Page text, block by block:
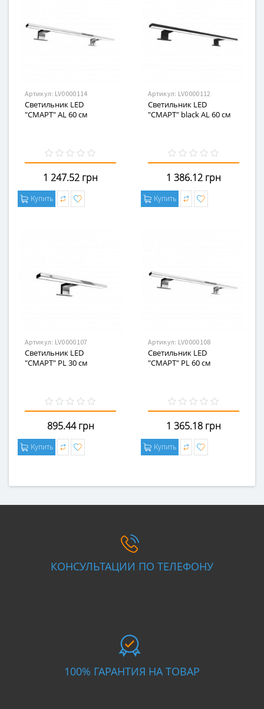
Артикул: LV0000114
Светильник LED
"СМАРТ" AL 60 см
1 247.52 грн
Купить
Артикул: LV0000112
Светильник LED
"СМАРТ" black AL 60 см
1 386.12 грн
Купить
Артикул: LV0000107
Светильник LED
"СМАРТ" PL 30 см
895.44 грн
Купить
Артикул: LV0000108
Светильник LED
"СМАРТ" PL 60 см
1 365.18 грн
Купить
КОНСУЛЬТАЦИИ ПО ТЕЛЕФОНУ
100% ГАРАНТИЯ НА ТОВАР